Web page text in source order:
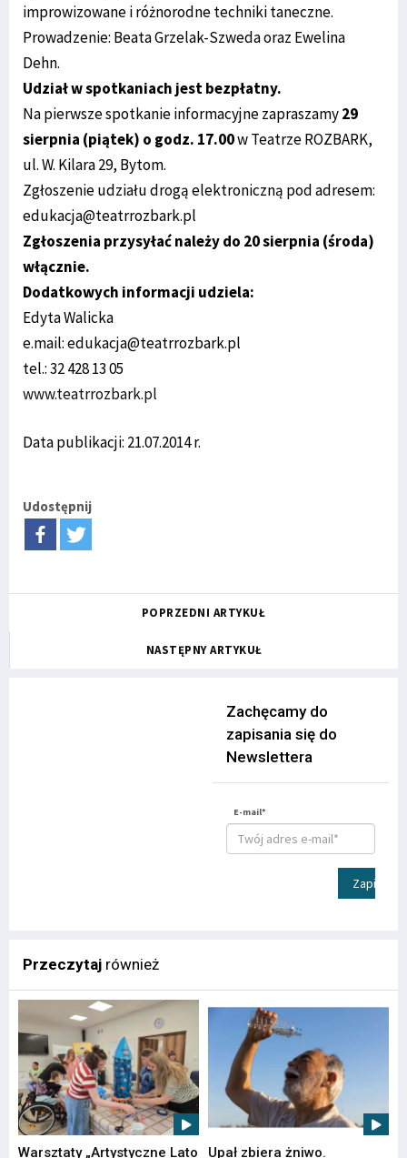
improwizowane i różnorodne techniki taneczne.
Prowadzenie: Beata Grzelak-Szweda oraz Ewelina
Dehn.
Udział w spotkaniach jest bezpłatny.
Na pierwsze spotkanie informacyjne zapraszamy29
sierpnia (piątek) o godz. 17.00w Teatrze ROZBARK,
ul. W. Kilara 29, Bytom.
Zgłoszenie udziału drogą elektroniczną pod adresem:
edukacja@teatrrozbark.pl
Zgłoszenia przysyłać należy do 20 sierpnia (środa)
włącznie.
Dodatkowych informacji udziela:
Edyta Walicka
e.mail: edukacja@teatrrozbark.pl
tel.: 32 428 13 05
www.teatrrozbark.pl
Data publikacji: 21.07.2014 r.
Udostępnij
POPRZEDNI ARTYKUŁ
NASTĘPNY ARTYKUŁ
Zachęcamy do
zapisania się do
Newslettera
E-mail*
Zapisz
Przeczytaj również
Warsztaty „Artystyczne Lato Upał zbiera żniwo.